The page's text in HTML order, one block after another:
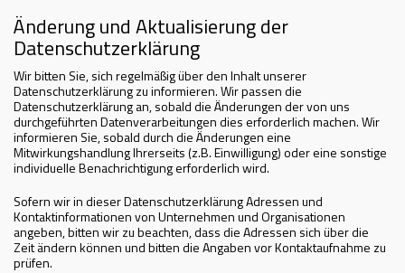
Änderung und Aktualisierung der
Datenschutzerklärung
Wir bitten Sie, sich regelmäßig über den Inhalt unserer
Datenschutzerklärung zu informieren. Wir passen die
Datenschutzerklärung an, sobald die Änderungen der von uns
durchgeführten Datenverarbeitungen dies erforderlich machen. Wir
informieren Sie, sobald durch die Änderungen eine
Mitwirkungshandlung Ihrerseits (z.B. Einwilligung) oder eine sonstige
individuelle Benachrichtigung erforderlich wird.
Sofern wir in dieser Datenschutzerklärung Adressen und
Kontaktinformationen von Unternehmen und Organisationen
angeben, bitten wir zu beachten, dass die Adressen sich über die
Zeit ändern können und bitten die Angaben vor Kontaktaufnahme zu
prüfen.